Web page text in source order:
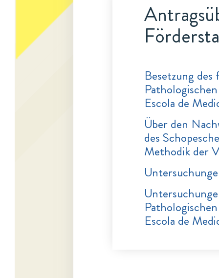
Besetzung
Escola de
Über den
des
Methodik der
Escola de